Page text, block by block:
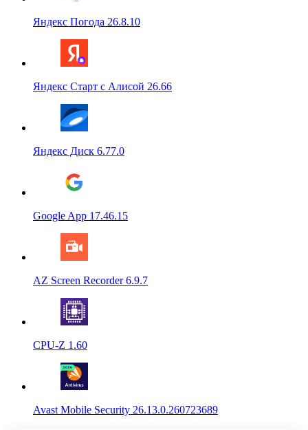
Яндекс Погода 26.8.10
Яндекс Старт с Алисой 26.66
Яндекс Диск 6.77.0
Google App 17.46.15
AZ Screen Recorder 6.9.7
CPU-Z 1.60
Avast Mobile Security 26.13.0.260723689